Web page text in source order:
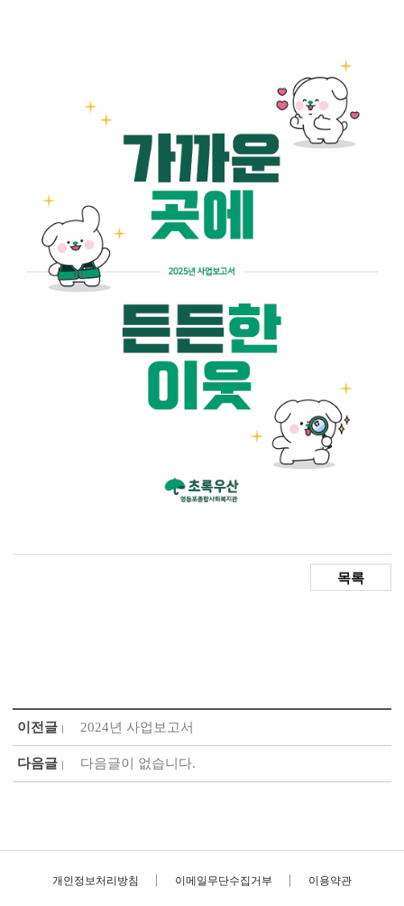
목록
이전글 2024년 사업보고서
다음글 다음글이 없습니다.
개인정보처리방침 이메일무단수집거부 이용약관